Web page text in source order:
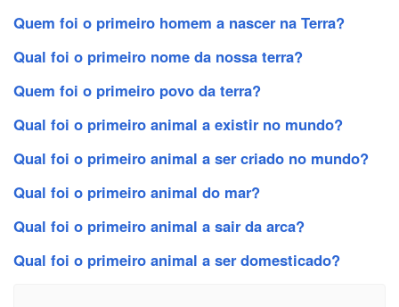
Quem foi o primeiro homem a nascer na Terra?
Qual foi o primeiro nome da nossa terra?
Quem foi o primeiro povo da terra?
Qual foi o primeiro animal a existir no mundo?
Qual foi o primeiro animal a ser criado no mundo?
Qual foi o primeiro animal do mar?
Qual foi o primeiro animal a sair da arca?
Qual foi o primeiro animal a ser domesticado?